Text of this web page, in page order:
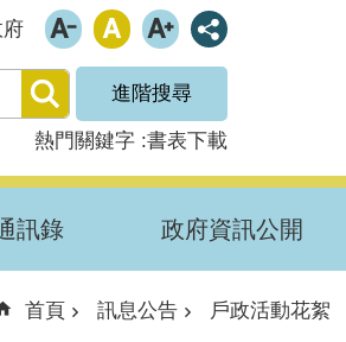
進階搜尋
熱門關鍵字 書表下載
訊錄 政府資訊公開
首頁 訊息公告 戶政活動花絮